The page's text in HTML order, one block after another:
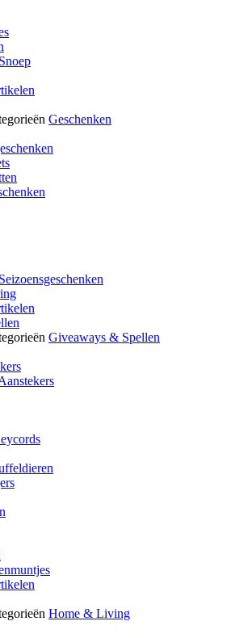
Geschenken
Giveaways & Spellen
Home & Living